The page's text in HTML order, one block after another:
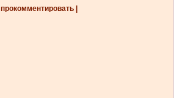
| прокомментировать |